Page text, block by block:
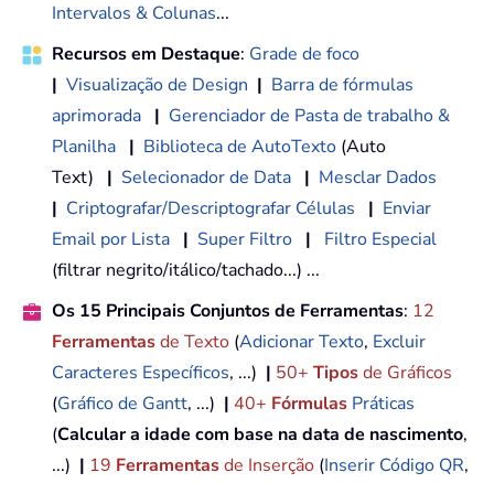
Intervalos & Colunas...
Recursos em Destaque: Grade de foco
| Visualização de Design | Barra de fórmulas
aprimorada | Gerenciador de Pasta de trabalho &
Planilha | Biblioteca de AutoTexto (Auto
Text) | Selecionador de Data | Mesclar Dados
| Criptografar/Descriptografar Células | Enviar
Email por Lista | Super Filtro |
Filtro Especial
(filtrar negrito/itálico/tachado...) ...
Os 15 Principais Conjuntos de Ferramentas: 12
Ferramentasde Texto (Adicionar Texto, Excluir
Caracteres Específicos, ...) | 50+ Tiposde Gráficos
(Gráfico de Gantt, ...) | 40+ Fórmulas Práticas
(Calcular a idade com base na data de nascimento,
...) | 19 Ferramentasde Inserção (Inserir Código QR,